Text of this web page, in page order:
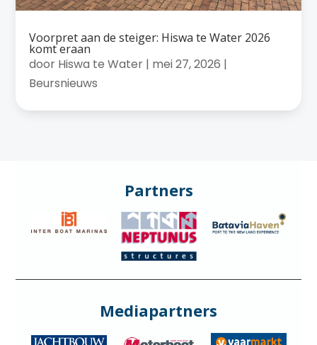
Voorpret aan de steiger: Hiswa te Water 2026
komt eraan
door Hiswa te Water | mei 27, 2026 |
Beursnieuws
Partners
Mediapartners